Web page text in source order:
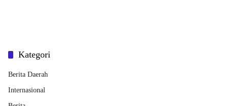
Kategori
Berita Daerah
Internasional